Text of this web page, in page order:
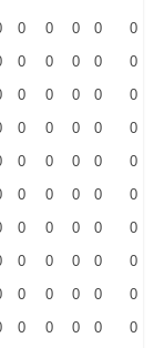
0 0 0 0
0
0 0 0 0
0
0 0 0 0
0
0 0 0 0
0
0 0 0 0
0
0 0 0 0
0
0 0 0 0
0
0 0 0 0
0
0 0 0 0
0
0 0 0 0
0